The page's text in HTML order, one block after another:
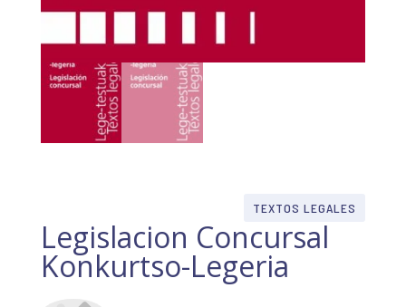
TEXTOS LEGALES
Legislacion Concursal
Konkurtso-Legeria